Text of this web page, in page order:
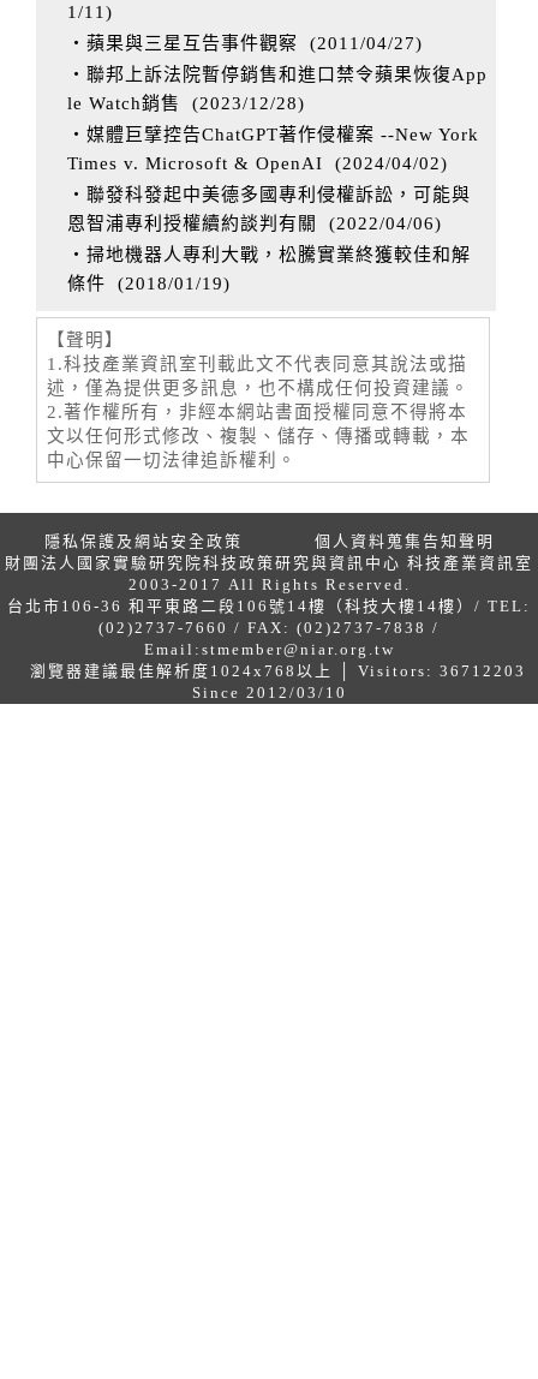
1/11 )
‧蘋果與三星互告事件觀察
(2011/04/27)
‧聯邦上訴法院暫停銷售和進口禁令蘋果恢復App
le Watch銷售
(2023/12/28)
‧媒體巨擘控告ChatGPT著作侵權案 --New York
Times v. Microsoft & OpenAI (2024/04/02)
‧聯發科發起中美德多國專利侵權訴訟，可能與
恩智浦專利授權續約談判有關
(2022/04/06)
‧掃地機器人專利大戰，松騰實業終獲較佳和解
條件 (2018/01/19)
【聲明】
1.科技產業資訊室刊載此文不代表同意其說法或描
述，僅為提供更多訊息，也不構成任何投資建議。
2.著作權所有，非經本網站書面授權同意不得將本
文以任何形式修改、複製、儲存、傳播或轉載，本
中心保留一切法律追訴權利。
隱私保護及網站安全政策
個人資料蒐集告知聲明
財團法人國家實驗研究院科技政策研究與資訊中心 科技產業資訊室
2003-2017 All Rights Reserved.
台北市106-36 和平東路二段106號14樓（科技大樓14樓）/ TEL:
(02)2737-7660 / FAX: (02)2737-7838 /
Email: stmember@niar.org.tw
瀏覽器建議最佳解析度1024x768以上 │ Visitors: 36712203
Since 2012/03/10